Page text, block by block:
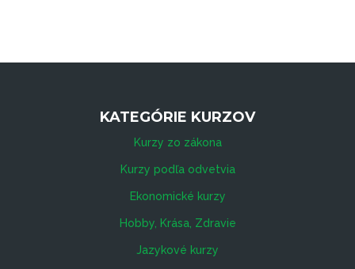
KATEGÓRIE KURZOV
Kurzy zo zákona
Kurzy podľa odvetvia
Ekonomické kurzy
Hobby, Krása, Zdravie
Jazykové kurzy